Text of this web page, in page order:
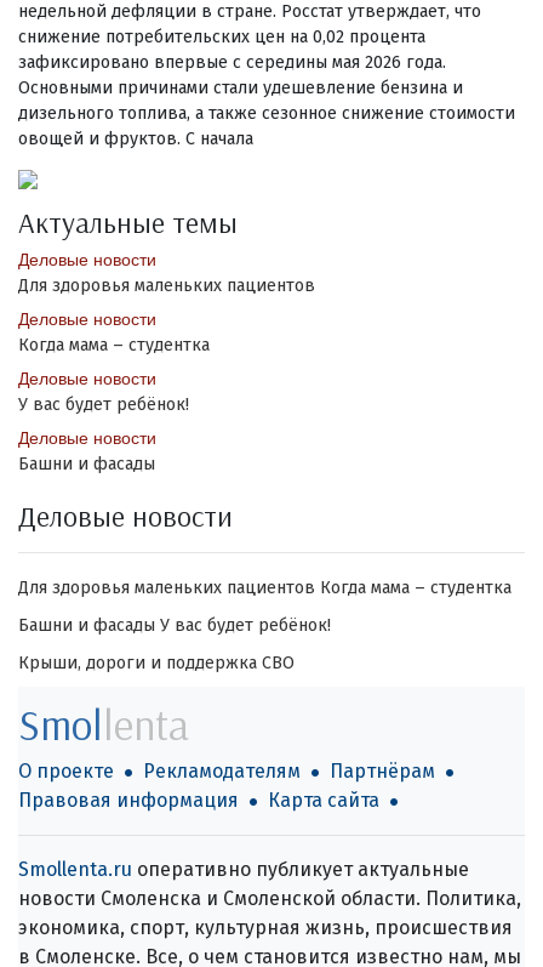
недельной дефляции в стране. Росстат утверждает, что
снижение потребительских цен на 0,02 процента
зафиксировано впервые с середины мая 2026 года.
Основными причинами стали удешевление бензина и
дизельного топлива, а также сезонное снижение стоимости
овощей и фруктов. С начала
Актуальные темы
Деловые новости
Для здоровья маленьких пациентов
Деловые новости
Когда мама – студентка
Деловые новости
У вас будет ребёнок!
Деловые новости
Башни и фасады
Деловые новости
Для здоровья маленьких пациентов Когда мама – студентка
Башни и фасады У вас будет ребёнок!
Крыши, дороги и поддержка СВО
Smollenta
О проекте Рекламодателям
Партнёрам
Правовая информация
Карта сайта
Smollenta.ru оперативно публикует актуальные
новости Смоленска и Смоленской области. Политика,
экономика, спорт, культурная жизнь, происшествия
в Смоленске. Все, о чем становится известно нам, мы